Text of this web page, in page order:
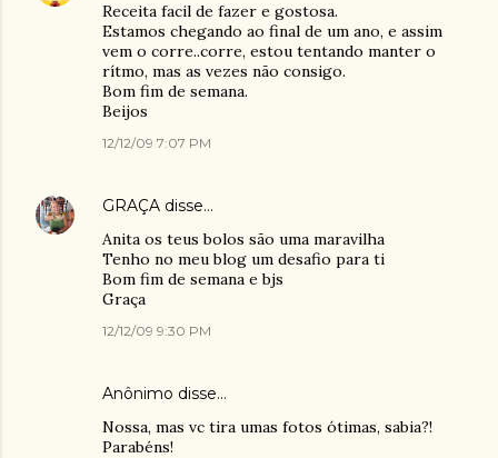
Receita facil de fazer e gostosa.
Estamos chegando ao final de um ano, e assim
vem o corre..corre, estou tentando manter o
rítmo, mas as vezes não consigo.
Bom fim de semana.
Beijos
12/12/09 7:07 PM
GRAÇA disse…
Anita os teus bolos são uma maravilha
Tenho no meu blog um desafio para ti
Bom fim de semana e bjs
Graça
12/12/09 9:30 PM
Anônimo disse…
Nossa, mas vc tira umas fotos ótimas, sabia?!
Parabéns!